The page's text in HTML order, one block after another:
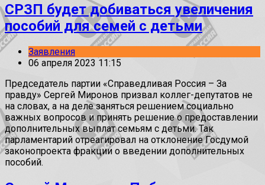
СРЗП будет добиваться увеличения
пособий для семей с детьми
Заявления
06 апреля 2023 11:15
Председатель партии «Справедливая Россия – За
правду» Сергей Миронов призвал коллег-депутатов не
на словах, а на деле заняться решением социально
важных вопросов и принять решение о предоставлении
дополнительных выплат семьям с детьми. Так
парламентарий отреагировал на отклонение Госдумой
законопроекта фракции о введении дополнительных
пособий.